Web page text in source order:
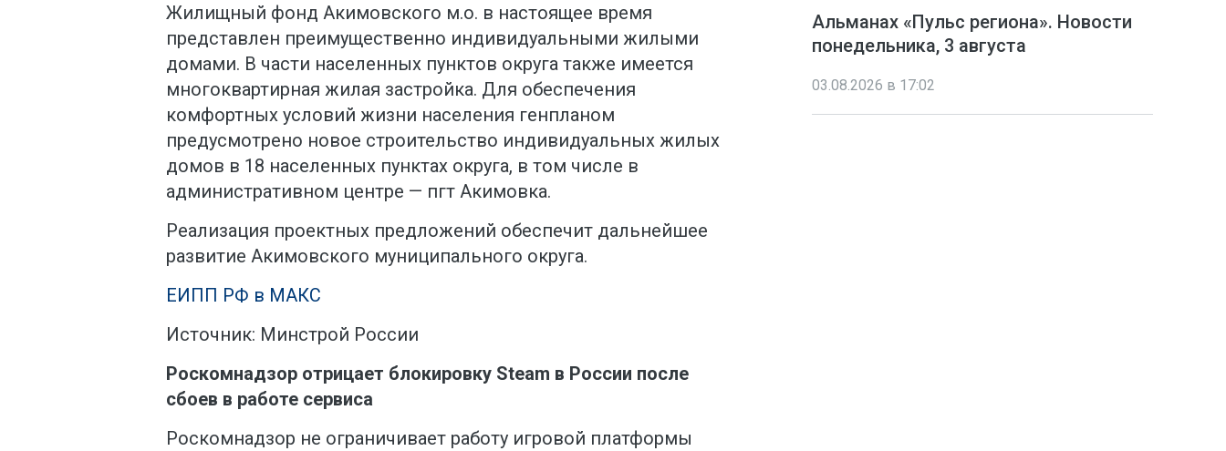
Жилищный фонд Акимовского м.о. в настоящее время
представлен преимущественно индивидуальными жилыми
домами. В части населенных пунктов округа также имеется
многоквартирная жилая застройка. Для обеспечения
комфортных условий жизни населения генпланом
предусмотрено новое строительство индивидуальных жилых
домов в 18 населенных пунктах округа, в том числе в
административном центре — пгт Акимовка.
Реализация проектных предложений обеспечит дальнейшее
развитие Акимовского муниципального округа.
ЕИПП РФ в МАКС
Источник: Минстрой России
Роскомнадзор отрицает блокировку Steam в России после
сбоев в работе сервиса
Роскомнадзор не ограничивает работу игровой платформы
Альманах «Пульс региона». Новости
понедельника, 3 августа
03.08.2026 в 17:02